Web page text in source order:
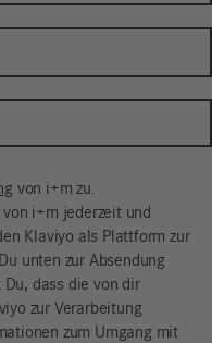
von i+m zu.
i+m jederzeit und
Klaviyo als Plattform zur
unten zur Absendung
dass die von dir
zur Verarbeitung
zum Umgang mit